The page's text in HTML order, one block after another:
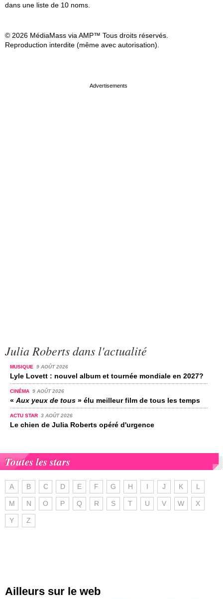
dans une liste de 10 noms.
© 2026 MédiaMass via AMP™ Tous droits réservés.
Reproduction interdite (même avec autorisation).
Julia Roberts dans l'actualité
MUSIQUE 9 AOÛT 2026
Lyle Lovett : nouvel album et tournée mondiale en 2027?
CINÉMA 9 AOÛT 2026
« Aux yeux de tous » élu meilleur film de tous les temps
ACTU STAR 3 AOÛT 2026
Le chien de Julia Roberts opéré d'urgence
Toutes les stars
A B C D E F G H I J K L
M N O P Q R S T U V W X
Y Z
Ailleurs sur le web